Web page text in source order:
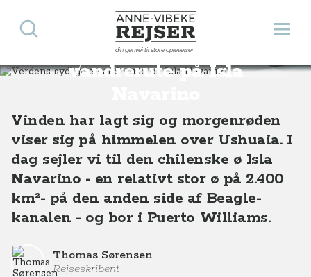
Anne-Vibeke Rejser
din genvej til store oplevelser
Åbn
Søg
Verdens sydligste
vandrerute på Isla
Destinationer Sydamerika Chile Verdens sydligste vandrerute på Isla Navarino
Vinden har lagt sig og morgenrøden
viser sig på himmelen over Ushuaia. I
dag sejler vi til den chilenske ø Isla
Navarino - en relativt stor ø på 2.400
km²- på den anden side af Beagle-
kanalen - og bor i Puerto Williams.
Thomas Sørensen
Rejseskribent